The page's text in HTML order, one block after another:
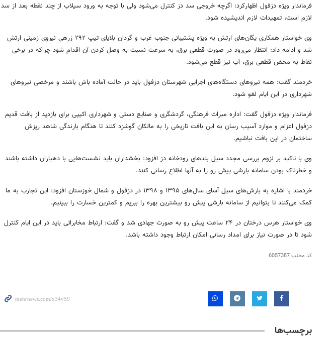
فرماندار ویژه دزفول اظهارکرد: اگرچه خروجی سد دز کنترل می‌شود ولی با توجه به ورود سیلاب از چند نقطه بعد از سد
لازم است، تمهیدات لازم اندیشیده شود.
وی خواستار همکاری یگان‌های ارتش به ویژه پشتیبانی جنوب غرب و گردان بلایای تیپ ۲۹۲ زرهی نیروی زمینی ارتش
شد و ادامه داد: انتظار می‌رود در صورت قطعی برق، به سرعت نسبت به وصل کردن آن اقدام شود چراکه در برخی
نقاط به محض قطعی برق، آب نیز قطع می‌شود.
خردمند گفت: همه نیروهای دستگاه‌های اجرایی شهرستان دزفول باید در حالت آماده باش باشند و مرخصی نیروهای
شهرداری در این ایام لغو شود.
فرماندار ویژه دزفول گفت: اداره میراث فرهنگی، گردشگری و صنایع دستی و شهرداری اکیپی برای بازدید از بافت قدیم
دزفول اعزام و موارد آسیب رسان به این بافت تاریخی را به مالکان گوشزد کنند تا هنگام بارندگی شاهد ریزش
ساختمان در این بافت نباشیم.
وی با تاکید بر لزوم بررسی مجدد سیل بندهای رودخانه دز افزود: بخشداران باید نشست‌هایی با دهیاران داشته باشند
و خطرناک بودن سامانه بارشی پیش رو را به آنها اطلاع رسانی کنند.
خردمند با اشاره به بارش‌های سیل آسای سال‌های ۱۳۹۵ و ۱۳۹۸ در دزفول و شمال خوزستان افزود: این تجارب به ما
کمک می‌کنند تا بتوانیم از سامانه بارشی پیش رو بیشترین بهره را ببریم و کمترین خسارت را ببینیم.
وی خواستار هرس درختان در ۲۴ ساعت پیش رو به صورت جهادی شد و گفت: ارتباط مخابراتی باید در این ایام کنترل
شود تا در صورت نیاز برای امداد رسانی امکان ارتباط وجود داشته باشد.
کد مطلب6057387
برچسب‌ها
روزنامه‌های صبح شنبه ۱۷ مرداد ۱۴۰۵ روزنامه‌های اقتصادی شنبه ۱۷ مرداد ۱۴۰۵